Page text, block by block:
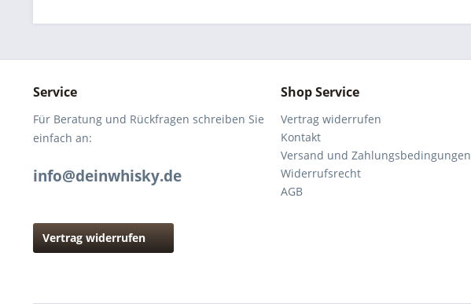
Service
Für Beratung und Rückfragen schreiben Sie
einfach an:
info@deinwhisky.de
Vertrag widerrufen
Shop Service
Vertrag widerrufen
Kontakt
Versand und Zahlungsbedingungen
Widerrufsrecht
AGB